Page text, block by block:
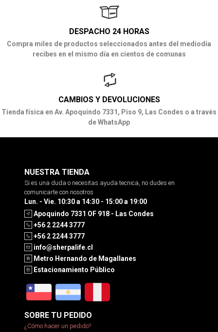
DESPACHO 24 HORAS
Compra miles de productos seleccionados antes del mediodía
recibes en el mismo día en cientos de comunas
CAMBIOS Y DEVOLUCIONES
Tienda física en Av. Apoquindo 7331, Piso 9, Las Condes o a través
de WhatsApp
NUESTRA TIENDA
Si es una duda o necesitas ayuda tecnica, no dudes en
comunicarte con nosotros
Lun. - Vie. 10:30 a 14:30 - 15:00 a 19:00
Apoquindo 7331 OF 918 - Las Condes
+56 2 2244 3777
+56 2 2244 3777
info@sherpalife.cl
Metro Hernando de Magallanes
Estacionamiento Público
SOBRE TU PEDIDO
¿Cómo hacer un pedido?